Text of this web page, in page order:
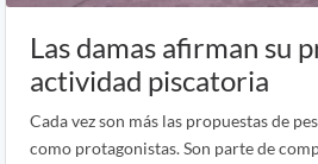
Las damas afirman su
actividad piscatoria
Cada vez son más las propuestas de
como protagonistas. Son parte de